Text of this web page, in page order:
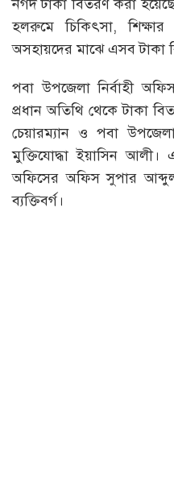
নগদ টাকা বিতরণ করা
হলরুমে চিকিৎসা,
অসহায়দের মাঝে এসব টাকা
পবা উপজেলা নির্বাহী
প্রধান অতিথি থেকে টাকা
চেয়ারম্যান ও পবা
মুক্তিযোদ্ধা ইয়াসিন আলী।
অফিসের অফিস সুপার
ব্যক্তিবর্গ।